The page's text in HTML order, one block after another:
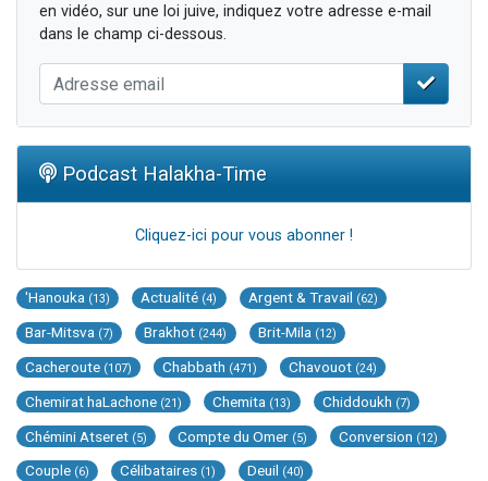
en vidéo, sur une loi juive, indiquez votre adresse e-mail
dans le champ ci-dessous.
Podcast Halakha-Time
Cliquez-ici pour vous abonner !
'Hanouka (13) Actualité (4) Argent & Travail (62)
Bar-Mitsva (7) Brakhot (244) Brit-Mila (12)
Cacheroute (107) Chabbath (471) Chavouot (24)
Chemirat haLachone (21) Chemita (13) Chiddoukh (7)
Chémini Atseret (5) Compte du Omer (5) Conversion (12)
Couple (6) Célibataires (1) Deuil (40)